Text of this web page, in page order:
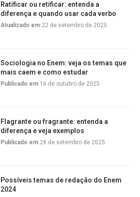
Ratificar ou retificar: entenda a
diferença e quando usar cada verbo
Atualizado em 22 de setembro de 2025
Sociologia no Enem: veja os temas que
mais caem e como estudar
Publicado em 16 de outubro de 2025
Flagrante ou fragrante: entenda a
diferença e veja exemplos
Publicado em 28 de setembro de 2025
Possíveis temas de redação do Enem
2024